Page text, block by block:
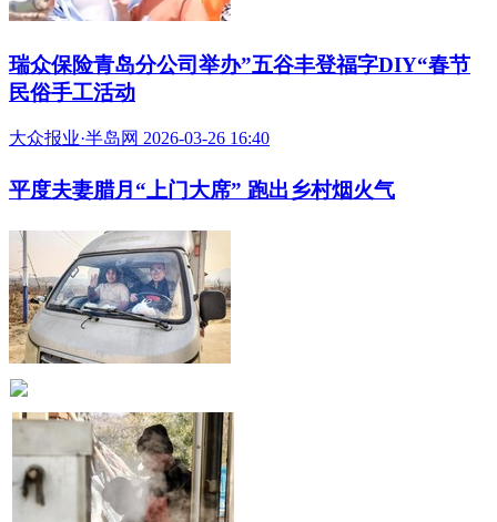
瑞众保险青岛分公司举办”五谷丰登福字DIY“春节
民俗手工活动
大众报业·半岛网 2026-03-26 16:40
平度夫妻腊月“上门大席” 跑出乡村烟火气